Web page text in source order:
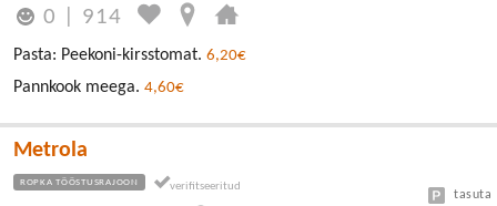
0 914
Pasta: Peekoni-kirsstomat. 6,20€
Pannkook meega. 4,60€
Metrola
ROPKA TÖÖSTUSRAJOON
tasuta